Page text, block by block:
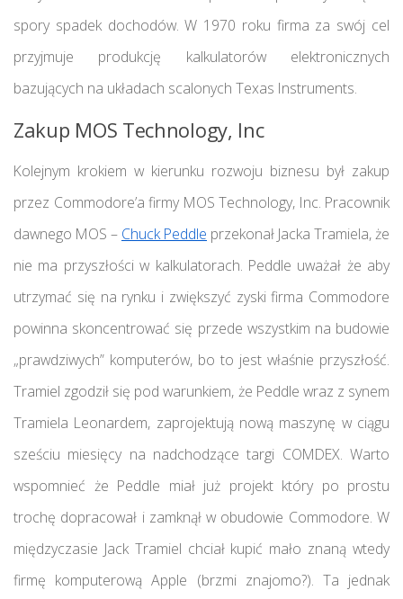
spory spadek dochodów. W 1970 roku firma za swój cel
przyjmuje produkcję kalkulatorów elektronicznych
bazujących na układach scalonych Texas Instruments.
Zakup MOS Technology, Inc
Kolejnym krokiem w kierunku rozwoju biznesu był zakup
przez Commodore’a firmy MOS Technology, Inc. Pracownik
dawnego MOS – Chuck Peddle przekonał Jacka Tramiela, że
nie ma przyszłości w kalkulatorach. Peddle uważał że aby
utrzymać się na rynku i zwiększyć zyski firma Commodore
powinna skoncentrować się przede wszystkim na budowie
„prawdziwych” komputerów, bo to jest właśnie przyszłość.
Tramiel zgodził się pod warunkiem, że Peddle wraz z synem
Tramiela Leonardem, zaprojektują nową maszynę w ciągu
sześciu miesięcy na nadchodzące targi COMDEX. Warto
wspomnieć że Peddle miał już projekt który po prostu
trochę dopracował i zamknął w obudowie Commodore. W
międzyczasie Jack Tramiel chciał kupić mało znaną wtedy
firmę komputerową Apple (brzmi znajomo?). Ta jednak